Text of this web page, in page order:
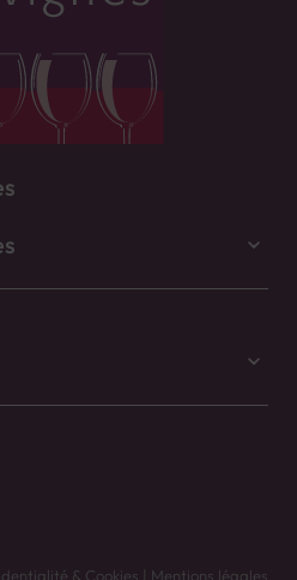
& Cookies | Mentions légales